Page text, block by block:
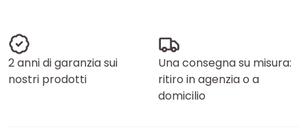
2 anni di garanzia sui
nostri prodotti
Una consegna su misura:
ritiro in agenzia o a
domicilio